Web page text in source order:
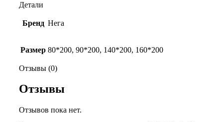
Детали
Бренд Нега
Размер 80*200, 90*200, 140*200, 160*200
Отзывы (0)
Отзывы
Отзывов пока нет.